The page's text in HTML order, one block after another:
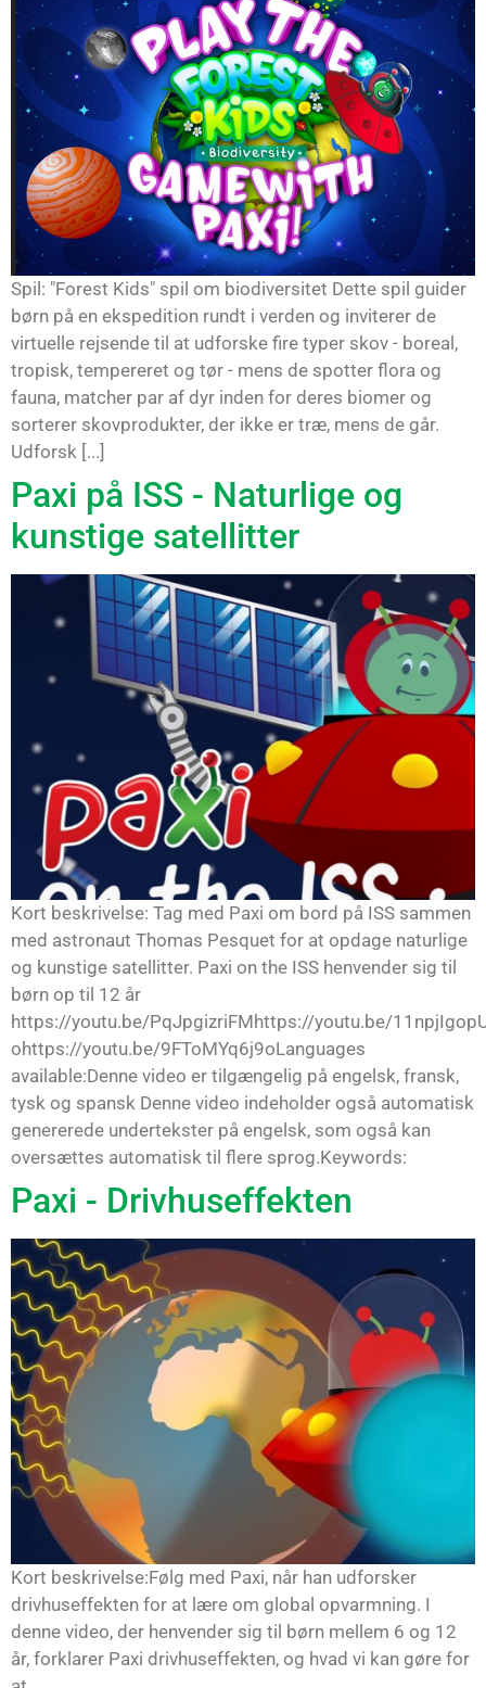
Spil: "Forest Kids" spil om biodiversitet Dette spil guider
børn på en ekspedition rundt i verden og inviterer de
virtuelle rejsende til at udforske fire typer skov - boreal,
tropisk, tempereret og tør - mens de spotter flora og
fauna, matcher par af dyr inden for deres biomer og
sorterer skovprodukter, der ikke er træ, mens de går.
Udforsk [...]
Paxi på ISS - Naturlige og
kunstige satellitter
Kort beskrivelse: Tag med Paxi om bord på ISS sammen
med astronaut Thomas Pesquet for at opdage naturlige
og kunstige satellitter. Paxi on the ISS henvender sig til
børn op til 12 år
https://youtu.be/PqJpgizriFMhttps://youtu.be/
ohttps://youtu.be/9FToMYq6j9oLanguages
available:Denne video er tilgængelig på engelsk, fransk,
tysk og spansk Denne video indeholder også automatisk
genererede undertekster på engelsk, som også kan
oversættes automatisk til flere sprog.Keywords:
Paxi - Drivhuseffekten
Kort beskrivelse:Følg med Paxi, når han udforsker
drivhuseffekten for at lære om global opvarmning. I
denne video, der henvender sig til børn mellem 6 og 12
år, forklarer Paxi drivhuseffekten, og hvad vi kan gøre for